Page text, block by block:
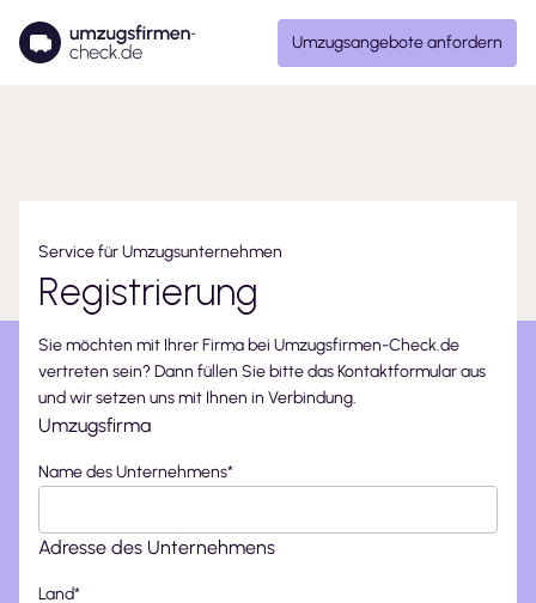
Umzugsangebote anfordern
Service für Umzugsunternehmen
Registrierung
Sie möchten mit Ihrer Firma bei Umzugsfirmen-Check.de
vertreten sein? Dann füllen Sie bitte das Kontaktformular aus
und wir setzen uns mit Ihnen in Verbindung.
Umzugsfirma
Name des Unternehmens*
Adresse des Unternehmens
Land*